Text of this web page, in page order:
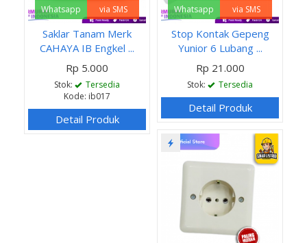
Whatsapp via SMS
Saklar Tanam Merk
CAHAYA IB Engkel ...
Rp 5.000
Stok:
Tersedia
Kode: ib017
Detail Produk
Whatsapp via SMS
Stop Kontak Gepeng
Yunior 6 Lubang ...
Rp 21.000
Stok: Tersedia
Detail Produk